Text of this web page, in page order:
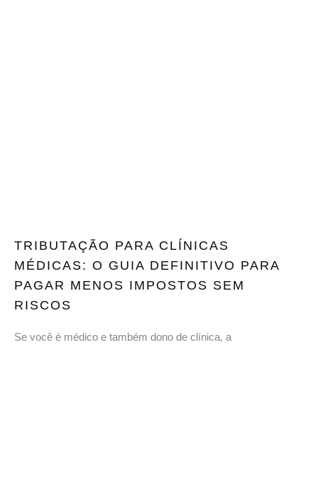
TRIBUTAÇÃO PARA CLÍNICAS
MÉDICAS: O GUIA DEFINITIVO PARA
PAGAR MENOS IMPOSTOS SEM
RISCOS
Se você é médico e também dono de clínica, a